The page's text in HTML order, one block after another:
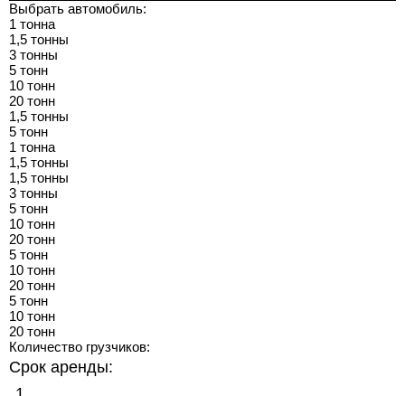
Выбрать автомобиль:
1 тонна
1,5 тонны
3 тонны
5 тонн
10 тонн
20 тонн
1,5 тонны
5 тонн
1 тонна
1,5 тонны
1,5 тонны
3 тонны
5 тонн
10 тонн
20 тонн
5 тонн
10 тонн
20 тонн
5 тонн
10 тонн
20 тонн
Количество грузчиков:
Срок аренды: